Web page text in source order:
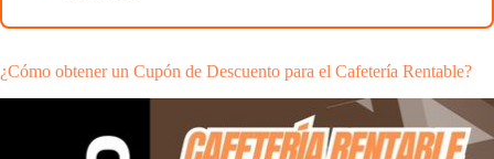
¿Cómo obtener un Cupón de Descuento para el Cafetería Rentable?